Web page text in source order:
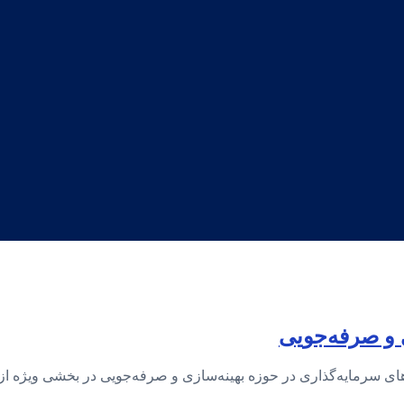
و صرفه‌جویی
سرمایه‌گذاری در حوزه بهینه‌سازی و صرفه‌جویی در بخشی ویژه از